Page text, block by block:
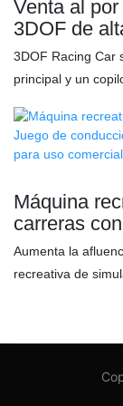
El diseño de
y una experiencia
experiencia. ✅
tiempo real sobre
carretera. ✅
de manejo
Venta al
3DOF de
Technology
3DOF Racing Car
principal y un
dinámico
experiencia sea
Experiencia real
realista y completa
Simula la
para una
Máquina
carreras
conducción
Aumenta la
recreativa de
y múltiples juegos
de realidad